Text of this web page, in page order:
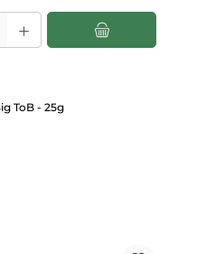
Wert ein oder benutze die